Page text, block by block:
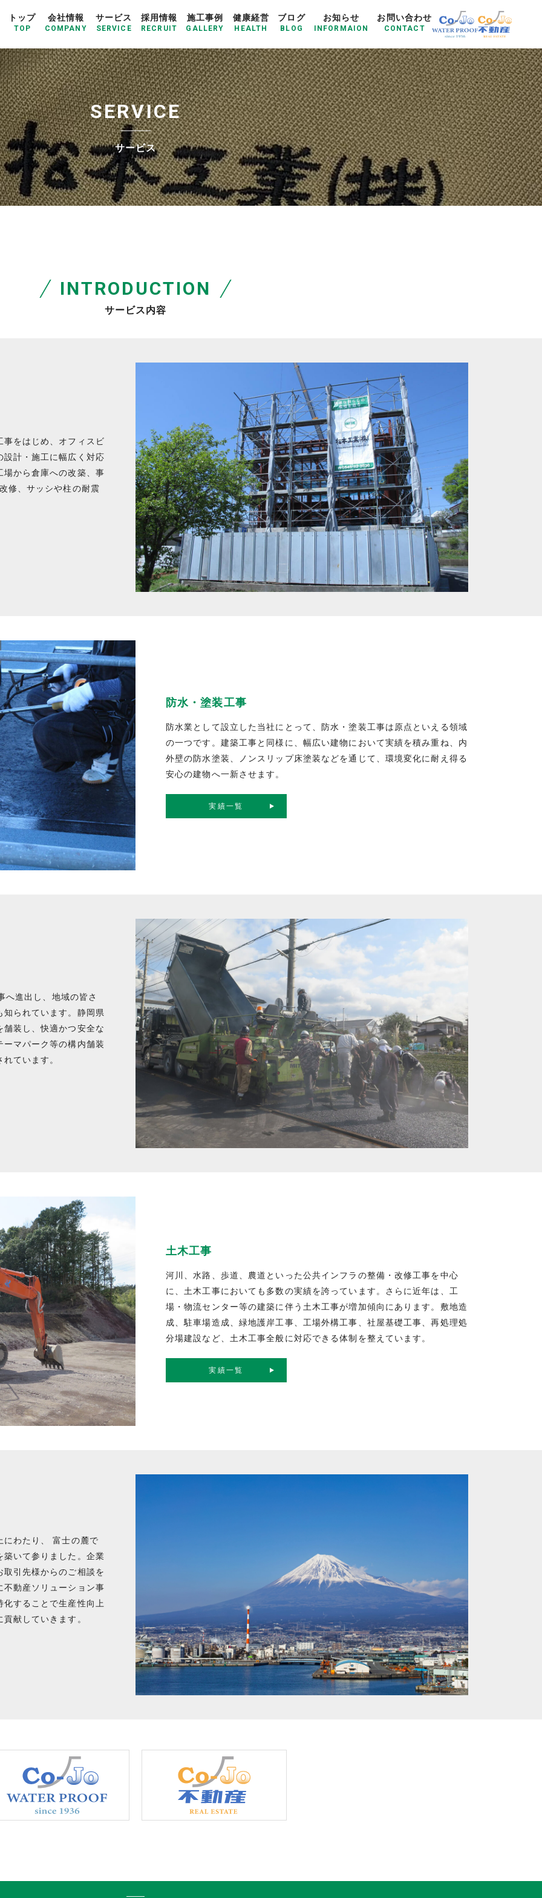
トップ
TOP
会社情報
COMPANY
サービス
SERVICE
採用情報
RECRUIT
施工事例
GALLERY
健康経営
HEALTH
ブログ
BLOG
お知らせ
INFORMAION
お問い合わせ
CONTACT
SERVICE
サービス
INTRODUCTION
サー ビス内容
をはじめ、オフィスビ
計・施工に幅広く対応
から倉庫への改築、事
修、サッシや柱の耐震
防水・塗装工事
防水業として設立した当社にとって、防水・塗装工事は原点といえる領域
の一つです。建築工事と同様に、幅広い建物において実績を積み重ね、内
外壁の防水塗装、ノンスリップ床塗装などを通じて、環境変化に耐え得る
安心の建物へ一新させます。
実績一覧
進出し、地域の皆さ
られています。静岡県
装し、快適かつ安全な
マパーク等の構内舗装
ています。
土木工事
河川、水路、歩道、農道といった公共インフラの整備・改修工事を中心
に、土木工事においても多数の実績を誇っています。さらに近年は、工
場・物流センター等の建築に伴う土木工事が増加傾向にあります。敷地造
成、駐車場造成、緑地護岸工事、工場外構工事、社屋基礎工事、再処理処
分場建設など、土木工事全般に対応できる体制を整えています。
実績一覧
にわたり、 富士の麓で
いて参りました。企業
引先様からのご相談を
動産ソリューション事
することで生産性向上
献していきます。